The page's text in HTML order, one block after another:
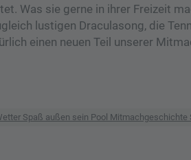
Was sie gerne in ihrer Freizeit
lustigen Draculasong, die
einen neuen Teil unserer
Spaß außen sein Pool